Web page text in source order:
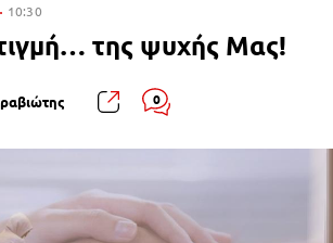
10:30
της ψυχής Μας!
0